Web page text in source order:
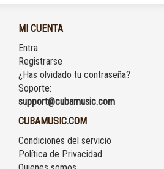
MI CUENTA
Entra
Registrarse
¿Has olvidado tu contraseña?
Soporte:
support@cubamusic.com
CUBAMUSIC.COM
Condiciones del servicio
Política de Privacidad